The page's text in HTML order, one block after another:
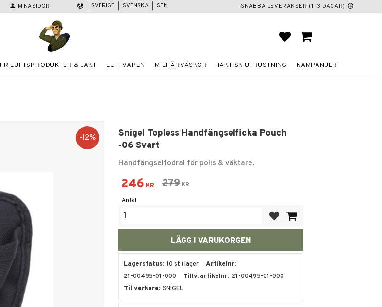
person MINA SIDOR SNABBA LEVERANSER (1-3 DAGAR) schedule
SVERIGE SVENSKA SEK
FAVORITER
KUNDVAGN
FRILUFTSPRODUKTER & JAKT LUFTVAPEN MILITÄRVÄSKOR TAKTISK UTRUSTNING KAMPANJER
Snigel Topless Handfängselficka Pouch
-06 Svart
Handfängselfodral för polis & väktare.
12%
Nedsatt pris:
246 KR Ordinarie pris:
279KR
Antal
Lagerstatus 10 st i lager
Artikelnr
21-00495-01-000
Tillv. artikelnr 21-00495-01-000
Tillverkare SNIGEL